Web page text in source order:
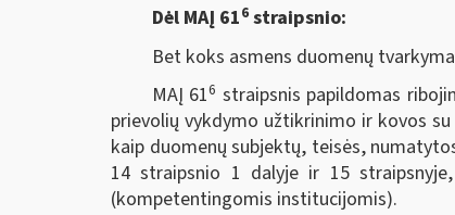
Dėl MAĮ 616straipsnio:
Bet koks asmens duomenų
MAĮ 616 straipsnis papildomas
prievolių vykdymo užtikrinimo ir kovos
kaip duomenų subjektų, teisės,
14 straipsnio 1 dalyje ir 15
(kompetentingomis institucijomis).